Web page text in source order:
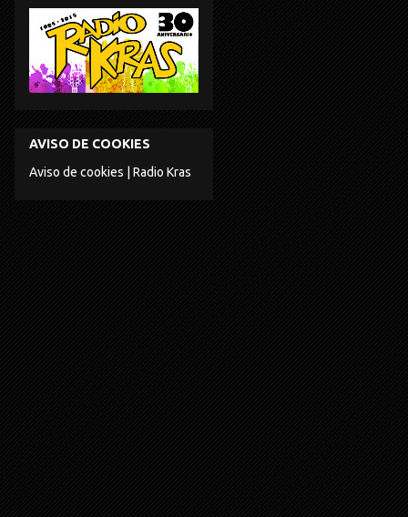
AVISO DE COOKIES
Aviso de cookies | Radio Kras